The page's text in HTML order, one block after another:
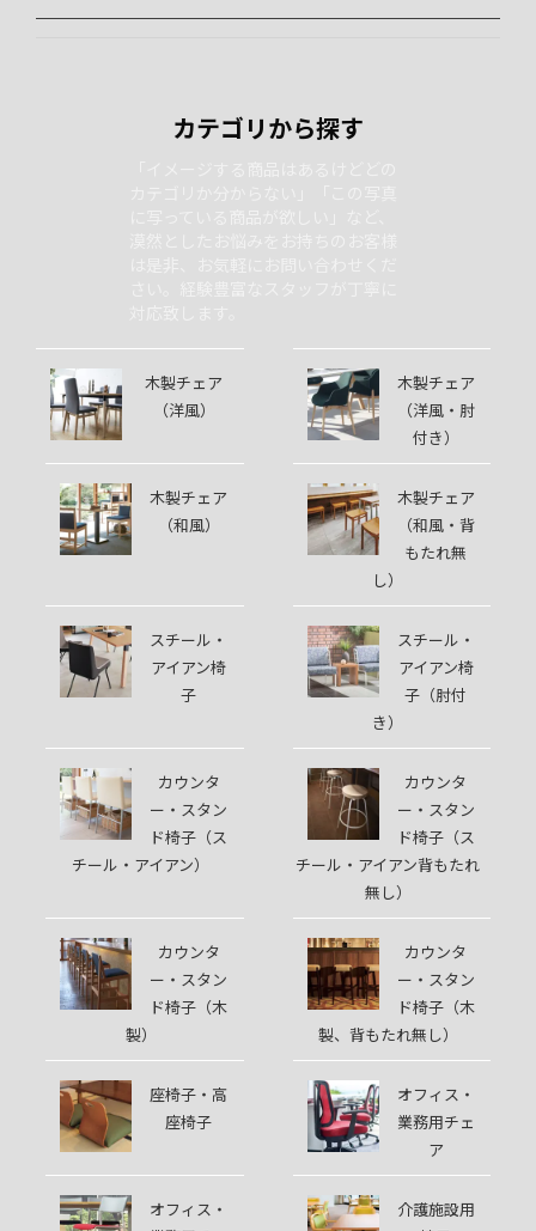
カテゴリから探す
木製チェア
（洋風）
木製チェア
（洋風・肘
付き）
木製チェア
（和風）
木製チェア
（和風・背
もたれ無
し）
スチール・
アイアン椅
子
スチール・
アイアン椅
子（肘付
き）
カウンタ
ー・スタン
ド椅子（ス
チール・アイアン）
カウンタ
ー・スタン
ド椅子（ス
チール・アイアン背もたれ
無し）
カウンタ
ー・スタン
ド椅子（木
製）
カウンタ
ー・スタン
ド椅子（木
製、背もたれ無し）
座椅子・高
座椅子
オフィス・
業務用チェ
ア
オフィス・
介護施設用